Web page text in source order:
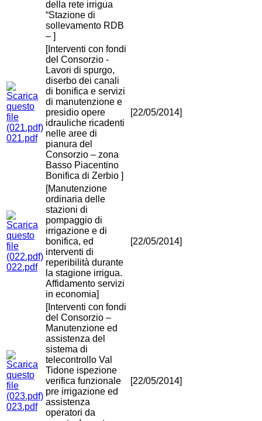
della rete irrigua
“Stazione di
sollevamento RDB
– ]
021.pdf
[Interventi con fondi
del Consorzio -
Lavori di spurgo,
diserbo dei canali
di bonifica e servizi
di manutenzione e
presidio opere
idrauliche ricadenti
nelle aree di
pianura del
Consorzio – zona
Basso Piacentino
Bonifica di Zerbio ]
[22/05/2014]
022.pdf
[Manutenzione
ordinaria delle
stazioni di
pompaggio di
irrigazione e di
bonifica, ed
interventi di
reperibilità durante
la stagione irrigua.
Affidamento servizi
in economia]
[22/05/2014]
023.pdf
[Interventi con fondi
del Consorzio –
Manutenzione ed
assistenza del
sistema di
telecontrollo Val
Tidone ispezione
verifica funzionale
pre irrigazione ed
assistenza
operatori da
[22/05/2014]